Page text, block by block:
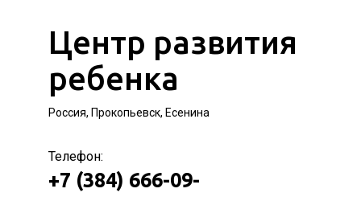
Центр развития
ребенка
Россия, Прокопьевск, Есенина
Телефон:
+7 (384) 666-09-